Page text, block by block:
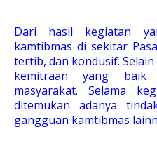
Dari hasil kegiatan
kamtibmas di sekitar
tertib, dan kondusif.
kemitraan yang baik
masyarakat. Selama
ditemukan adanya
gangguan kamtibmas